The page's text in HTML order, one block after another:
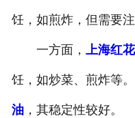
饪，如煎炸，但需要
一方面， 上海红
饪，如炒菜、煎炸等
油，其稳定性较好。